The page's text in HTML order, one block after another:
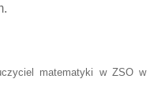
matematyki w ZSO w